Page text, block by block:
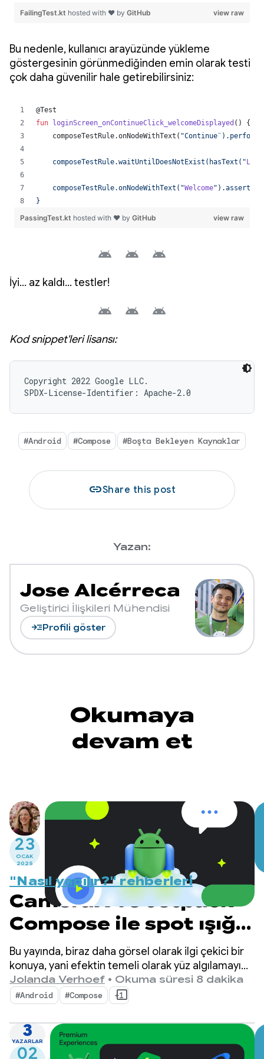
Bu nedenle, kullanıcı arayüzünde yükleme
göstergesinin görünmediğinden emin olarak testi
çok daha güvenilir hale getirebilirsiniz:
İyi… az kaldı… testler!
Kod snippet'leri lisansı:
Copyright 2022 Google LLC.
SPDX-License-Identifier: Apache-2.0
#Android #Compose #Boşta Bekleyen Kaynaklar
linkShare this post
Yazan:
Jose Alcérreca
Geliştirici İlişkileri Mühendisi
read_more Profili göster
Okumaya
devam et
23
OCAK
2025
"Nasıl yapılır?" rehberleri
CameraX ve Jetpack
Compose ile spot ışığı
efekti oluşturma
Bu yayında, biraz daha görsel olarak ilgi çekici bir
konuya, yani efektin temeli olarak yüz algılamayı
kullanarak kamera önizlememizin üzerine bir spot
ışığı efekti uygulama konusuna değineceğiz.
Jolanda Verhoef • Okuma süresi 8 dakika
#Android #Compose +1
3
YAZARLAR
02